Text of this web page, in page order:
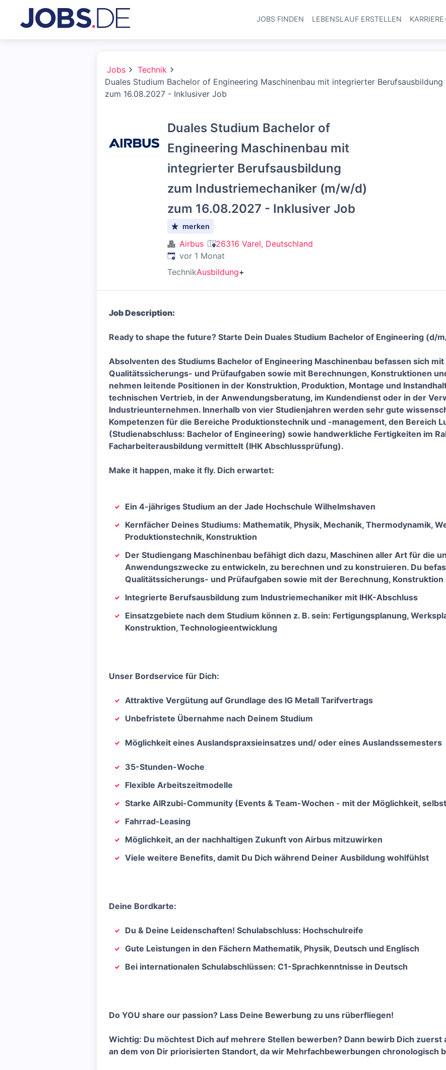
Haupt-
JOBS FINDEN LEBENSLAUF ERSTELLEN
Jobs
Technik
Duales Studium Bachelor of Engineering Maschinenbau mit integrierter
zum 16.08.2027 - Inklusiver Job
Duales Studium Bachelor of
Engineering Maschinenbau mit
integrierter Berufsausbildung
zum Industriemechaniker (m/w/d)
zum 16.08.2027 - Inklusiver Job
merken
Airbus
26316 Varel, Deutschland
Veröffentlicht:
vor 1 Monat
TechnikAusbildung+
Job Description:
Ready to shape the future? Starte Dein Duales Studium Bachelor of Engineering (d/
Absolventen des Studiums Bachelor of Engineering Maschinenbau befassen sich
Qualitätssicherungs- und Prüfaufgaben sowie mit Berechnungen, Konstruktionen
nehmen leitende Positionen in der Konstruktion, Produktion, Montage und
technischen Vertrieb, in der Anwendungsberatung, im Kundendienst oder in der
Industrieunternehmen. Innerhalb von vier Studienjahren werden sehr gute
Kompetenzen für die Bereiche Produktionstechnik und -management, den Bereich
(Studienabschluss: Bachelor of Engineering) sowie handwerkliche Fertigkeiten im
Facharbeiterausbildung vermittelt (IHK Abschlussprüfung).
Make it happen, make it fly. Dich erwartet:
Ein 4-jähriges Studium an der Jade Hochschule Wilhelmshaven
Kernfächer Deines Studiums: Mathematik, Physik, Mechanik, Thermodynamik,
Produktionstechnik, Konstruktion
Der Studiengang Maschinenbau befähigt dich dazu, Maschinen aller Art für die
Anwendungszwecke zu entwickeln, zu berechnen und zu konstruieren. Du
Qualitätssicherungs- und Prüfaufgaben sowie mit der Berechnung, Konstruktion
Integrierte Berufsausbildung zum Industriemechaniker mit IHK-Abschluss
Einsatzgebiete nach dem Studium können z. B. sein: Fertigungsplanung,
Konstruktion, Technologieentwicklung
Unser Bordservice für Dich:
Attraktive Vergütung auf Grundlage des IG Metall Tarifvertrags
Unbefristete Übernahme nach Deinem Studium
Möglichkeit eines Auslandspraxsieinsatzes und/ oder eines Auslandssemesters
35-Stunden-Woche
Flexible Arbeitszeitmodelle
Starke AIRzubi-Community (Events & Team-Wochen - mit der Möglichkeit,
Fahrrad-Leasing
Möglichkeit, an der nachhaltigen Zukunft von Airbus mitzuwirken
Viele weitere Benefits, damit Du Dich während Deiner Ausbildung wohlfühlst
Deine Bordkarte:
Du & Deine Leidenschaften! Schulabschluss: Hochschulreife
Gute Leistungen in den Fächern Mathematik, Physik, Deutsch und Englisch
Bei internationalen Schulabschlüssen: C1-Sprachkenntnisse in Deutsch
Do YOU share our passion? Lass Deine Bewerbung zu uns rüberfliegen!
Wichtig: Du möchtest Dich auf mehrere Stellen bewerben? Dann bewirb Dich zuerst
an dem von Dir priorisierten Standort, da wir Mehrfachbewerbungen chronologisch